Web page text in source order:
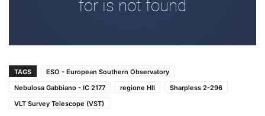
TAGS
ESO - European Southern Observatory
Nebulosa Gabbiano - IC 2177
regione HII
Sharpless 2-296
VLT Survey Telescope (VST)